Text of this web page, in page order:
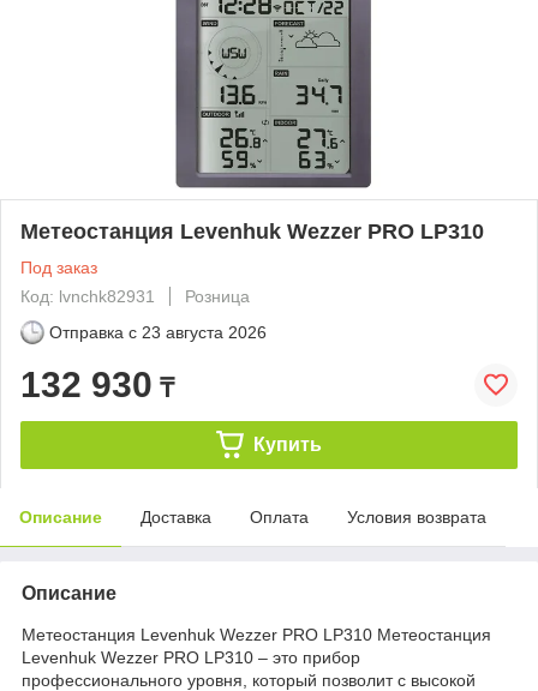
Метеостанция Levenhuk Wezzer PRO LP310
Под заказ
Код: lvnchk82931
Розница
Отправка с 23 августа 2026
132 930 ₸
Купить
Описание Доставка Оплата Условия возврата
Описание
Метеостанция Levenhuk Wezzer PRO LP310 Метеостанция
Levenhuk Wezzer PRO LP310 – это прибор
профессионального уровня, который позволит с высокой